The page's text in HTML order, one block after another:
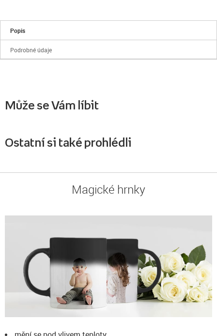
Popis
Podrobné údaje
Může se Vám líbit
Ostatní si také prohlédli
Magické hrnky